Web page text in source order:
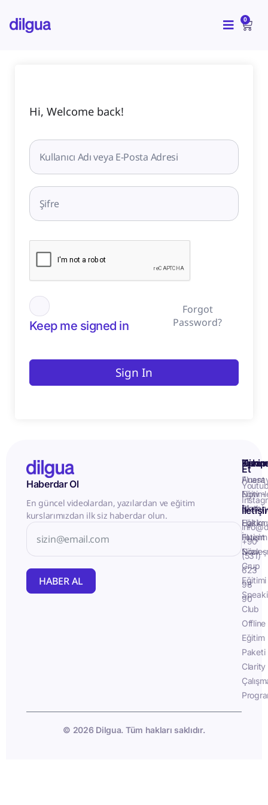
atla
0
Hi, Welcome back!
Keep me signed in
Forgot
Password?
Sign In
Haberdar Ol
En güncel videolardan, yazılardan ve eğitim
kurslarımızdan ilk siz haberdar olun.
HABER AL
İletişim
Fluent
Now -
Birebir
Eğitim
Fluent
Now -
Grup
Eğitimi
Club
Offline
Eğitim
Paketi
Clarity
Takip
Et
+90
(531)
623
98
90
© 2026 Dilgua. Tüm hakları saklıdır.